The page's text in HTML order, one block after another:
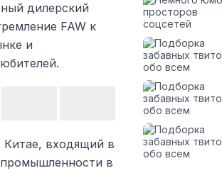
дилерский
FAW к
и
Китае, входящий в
в